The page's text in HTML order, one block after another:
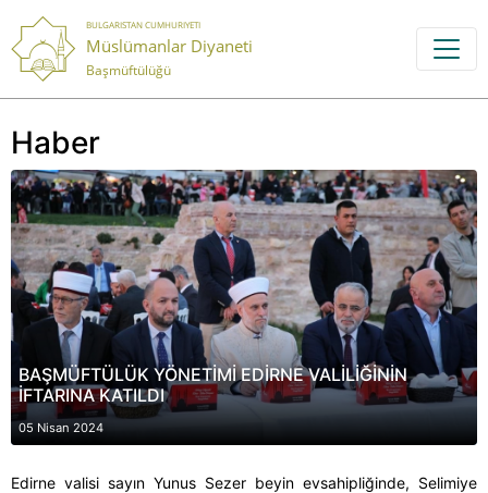
BULGARISTAN CUMHURIYETI
Müslümanlar Diyaneti
Başmüftülüğü
Haber
BAŞMÜFTÜLÜK YÖNETİMİ EDİRNE VALİLİĞİNİN
İFTARINA KATILDI
05 Nisan 2024
Edirne valisi sayın Yunus Sezer beyin evsahipliğinde, Selimiye